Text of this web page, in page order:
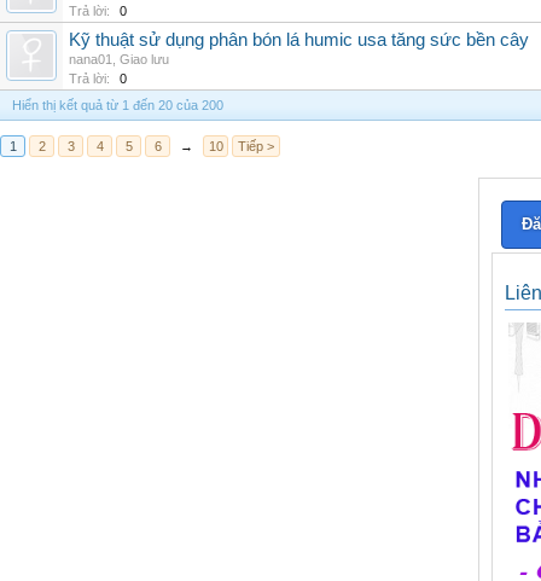
Trả lời:
0
Kỹ thuật sử dụng phân bón lá humic usa tăng sức bền cây
nana01
Giao lưu
Trả lời:
0
Hiển thị kết quả từ 1 đến 20 của 200
1 2 3 4 5 6 → 10 Tiếp >